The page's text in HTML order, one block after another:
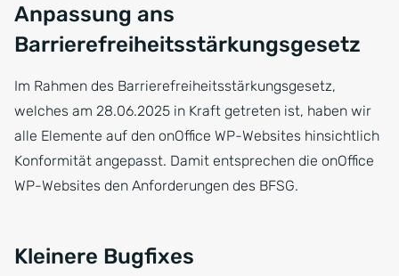
Anpassung ans
Barrierefreiheitsstärkungsgesetz
Im Rahmen des Barrierefreiheitsstärkungsgesetz,
welches am 28.06.2025 in Kraft getreten ist, haben wir
alle Elemente auf den onOffice WP-Websites hinsichtlich
Konformität angepasst. Damit entsprechen die onOffice
WP-Websites den Anforderungen des BFSG.
Kleinere Bugfixes